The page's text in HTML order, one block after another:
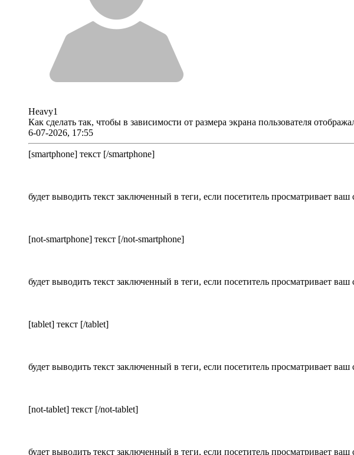
Heavy1
Как сделать так, чтобы в зависимости от размера экрана пользователя
6-07-2026, 17:55
[smartphone] текст [/smartphone]
будет выводить текст заключенный в теги, если посетитель просматривает
[not-smartphone] текст [/not-smartphone]
будет выводить текст заключенный в теги, если посетитель просматривает
[tablet] текст [/tablet]
будет выводить текст заключенный в теги, если посетитель просматривает ваш
[not-tablet] текст [/not-tablet]
будет выводить текст заключенный в теги, если посетитель просматривает ваш